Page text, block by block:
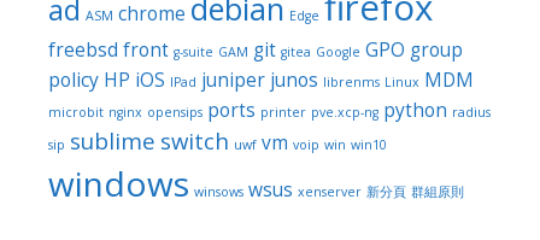
ad ASM chrome debian Edge
freebsd front g-suite GAM git gitea Google GPO group
policy HP iOS IPad juniper junos librenms Linux MDM
microbit nginx opensips ports printer pve.xcp-ng python radius
sip sublime switch uwf vm voip win win10
windows winsows wsus xenserver 新分頁 群組原則